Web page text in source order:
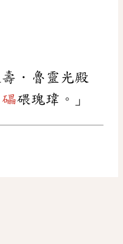
．魯靈光殿
礧碨瑰瑋。」